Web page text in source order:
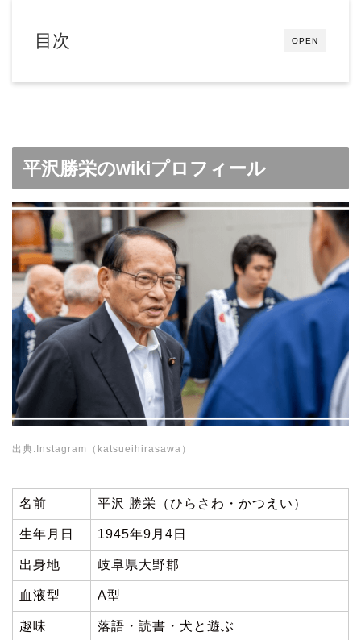
OPEN
目次
平沢勝栄のwikiプロフィール
出典:Instagram（katsueihirasawa）
名前 平沢 勝栄（ひらさわ・かつえい）
生年月日 1945年9月4日
出身地 岐阜県大野郡
血液型 A型
趣味 落語・読書・犬と遊ぶ